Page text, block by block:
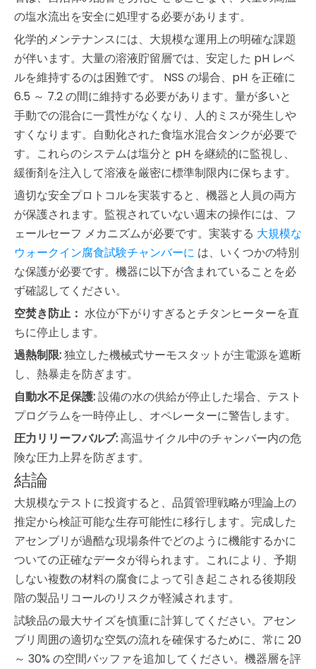
の塩水流出を安全に処理する必要があります。
化学的メンテナンスには、大規模な運用上の明確な課題
が伴います。大量の溶液貯留層では、安定した pH レベ
ルを維持するのは困難です。 NSS の場合、pH を正確に
6.5 ～ 7.2 の間に維持する必要があります。量が多いと
手動での混合に一貫性がなくなり、人的ミスが発生しや
すくなります。自動化された食塩水混合タンクが必要で
す。これらのシステムは塩分と pH を継続的に監視し、
緩衝剤を注入して溶液を厳密に標準制限内に保ちます。
適切な安全プロトコルを実装すると、機器と人員の両方
が保護されます。監視されていない週末の操作には、フ
ェールセーフ メカニズムが必要です。実装する 大規模な
ウォークイン腐食試験チャンバーに は、いくつかの特別
な保護が必要です。機器に以下が含まれていることを必
ず確認してください。
空焚き防止： 水位が下がりすぎるとチタンヒーターを直
ちに停止します。
過熱制限:独立した機械式サーモスタットが主電源を遮断
し、熱暴走を防ぎます。
自動水不足保護:設備の水の供給が停止した場合、テスト
プログラムを一時停止し、オペレーターに警告します。
圧力リリーフバルブ:高温サイクル中のチャンバー内の危
険な圧力上昇を防ぎます。
結論
大規模なテストに投資すると、品質管理戦略が理論上の
推定から検証可能な生存可能性に移行します。完成した
アセンブリが過酷な現場条件でどのように機能するかに
ついての正確なデータが得られます。これにより、予期
しない複数の材料の腐食によって引き起こされる後期段
階の製品リコールのリスクが軽減されます。
試験品の最大サイズを慎重に計算してください。アセン
ブリ周囲の適切な空気の流れを確保するために、常に 20
～ 30% の空間バッファを追加してください。機器層を評